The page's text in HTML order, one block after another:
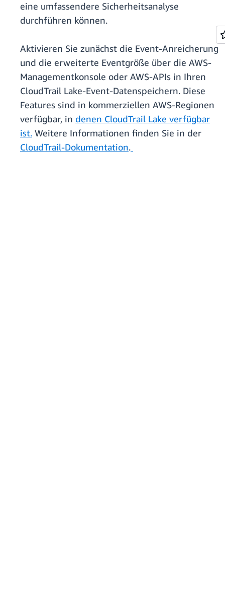
eine umfassendere Sicherheitsanalyse
durchführen können.
Aktivieren Sie zunächst die Event-Anreicherung
und die erweiterte Eventgröße über die AWS-
Managementkonsole oder AWS-APIs in Ihren
CloudTrail Lake-Event-Datenspeichern. Diese
Features sind in kommerziellen AWS-Regionen
verfügbar, in denen CloudTrail Lake verfügbar
ist. Weitere Informationen finden Sie in der
CloudTrail-Dokumentation.